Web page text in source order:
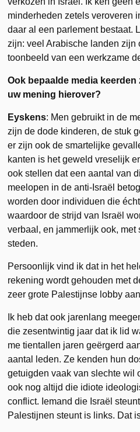
minderheden zetels veroveren
daar al een parlement bestaat.
zijn: veel Arabische landen zijn
toonbeeld van een werkzame
Ook bepaalde media keerden
uw mening hierover?
Eyskens: Men gebruikt in de
zijn de dode kinderen, de stuk
er zijn ook de smartelijke
kanten is het geweld vreselijk
ook stellen dat een aantal van
meelopen in de anti-Israël
worden door individuen die
waardoor de strijd van Israël
verbaal, en jammerlijk ook, met
steden.
Persoonlijk vind ik dat in het
rekening wordt gehouden met
zeer grote Palestijnse lobby
Ik heb dat ook jarenlang
die zesentwintig jaar dat ik lid
me tientallen jaren geërgerd
aantal leden. Ze kenden hun
getuigden vaak van slechte wil
ook nog altijd die idiote
conflict. Iemand die Israël
Palestijnen steunt is links. Dat